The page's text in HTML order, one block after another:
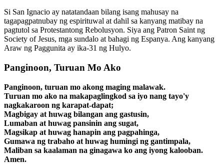
Si San Ignacio ay natatandaan bilang isang mahusay na
tagapagpatnubay ng espirituwal at dahil sa kanyang matibay na
pagtutol sa Protestantong Rebolusyon. Siya ang Patron Saint ng
Society of Jesus, mga sundalo at bahagi ng Espanya. Ang kanyang
Araw ng Paggunita ay ika-31 ng Hulyo.
Panginoon, Turuan Mo Ako
Panginoon, turuan mo akong maging malawak.
Turuan mo ako na makapaglingkod sa iyo nang tayo'y
nagkakaroon ng karapat-dapat;
Magbigay at huwag bilangan ang gastusin,
Lumaban at huwag pansinin ang sugat,
Magsikap at huwag hanapin ang pagpahinga,
Gumawa ng trabaho at huwag humingi ng gantimpala,
Maliban sa kaalaman na ginagawa ko ang iyong kalooban.
Amen.